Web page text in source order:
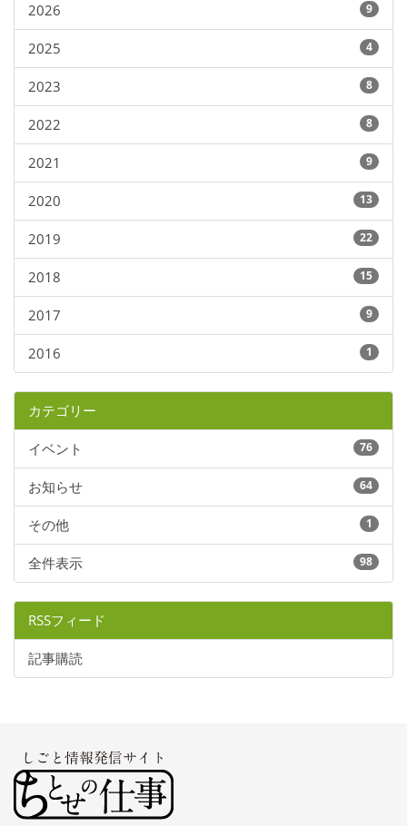
2026 9
2025 4
2023 8
2022 8
2021 9
2020 13
2019 22
2018 15
2017 9
2016 1
カテゴリー
イベント 76
お知らせ 64
その他 1
全件表示 98
RSSフィード
記事購読